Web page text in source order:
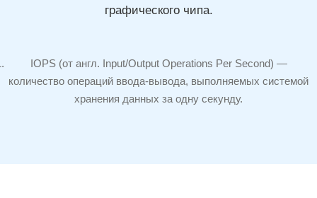
графического чипа.
IOPS (от англ. Input/Output Operations Per Second) —
количество операций ввода-вывода, выполняемых системой
хранения данных за одну секунду.